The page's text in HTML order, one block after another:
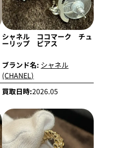
シャネル ココマーク チュ
ーリップ ピアス
ブランド名: シャネル
(CHANEL)
買取日時:2026.05